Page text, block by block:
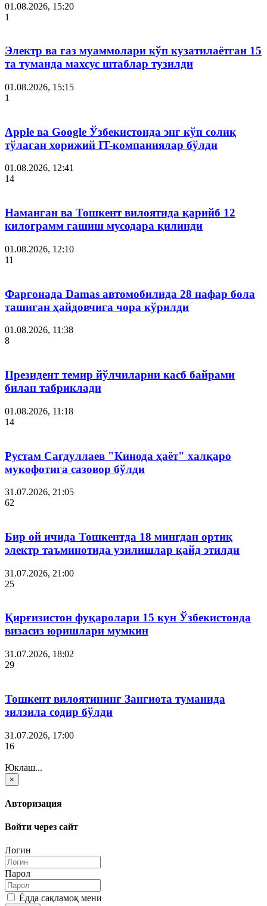
01.08.2026, 15:20
1
Электр ва газ муаммолари кўп кузатилаётган 15
та туманда махсус штаблар тузилди
01.08.2026, 15:15
1
Apple ва Google Ўзбекистонда энг кўп солиқ
тўлаган хорижий IT-компаниялар бўлди
01.08.2026, 12:41
14
Наманган ва Тошкент вилоятида қарийб 12
килограмм гашиш мусодара қилинди
01.08.2026, 12:10
11
Фарғонада Damas автомобилида 28 нафар бола
ташиган ҳайдовчига чора кўрилди
01.08.2026, 11:38
8
Президент темир йўлчиларни касб байрами
билан табриклади
01.08.2026, 11:18
14
Рустам Сагдуллаев "Кинода ҳаёт" халқаро
мукофотига сазовор бўлди
31.07.2026, 21:05
62
Бир ой ичида Тошкентда 18 мингдан ортиқ
электр таъминотида узилишлар қайд этилди
31.07.2026, 21:00
25
Қирғизистон фуқаролари 15 кун Ўзбекистонда
визасиз юришлари мумкин
31.07.2026, 18:02
29
Тошкент вилоятининг Зангиота туманида
зилзила содир бўлди
31.07.2026, 17:00
16
Юклаш...
×
Авторизация
Войти через сайт
Логин
Парол
Ёдда сақламоқ мени